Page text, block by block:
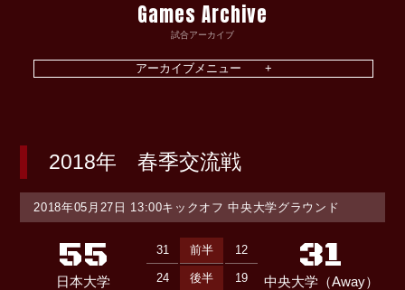
Games Archive
試合アーカイブ
2018年 春季交流戦
2018年05月27日 13:00キックオフ 中央大学グラウンド
55
日本大学
31 前半 12 31
中央大学（Away）
24 後半 19